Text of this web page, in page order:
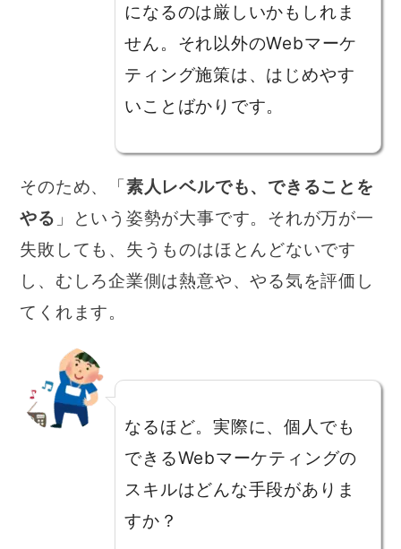
になるのは厳しいかもしれま
せん。それ以外のWebマーケ
ティング施策は、はじめやす
いことばかりです。
そのため、「素人レベルでも、できることを
やる 」という姿勢が大事です。それが万が一
失敗しても、失うものはほとんどないです
し、むしろ企業側は熱意や、やる気を評価し
てくれます。
なるほど。実際に、個人でも
できるWebマーケティングの
スキルはどんな手段がありま
すか？